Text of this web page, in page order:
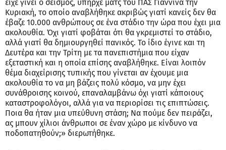
είχε γίνει ο σεισμός, υπήρχε ματς του ΠΑΣ Γιάννινα την
Κυριακή, το οποίο αναβλήθηκε ακριβώς γιατί κανείς δεν θα
έβαζε 10.000 ανθρώπους σε ένα στάδιο την ώρα που έχει μια
ακολουθία. Όχι γιατί φοβάται ότι θα γκρεμιστεί το στάδιο,
αλλά γιατί θα δημιουργηθεί πανικός. Το ίδιο έγινε και τη
Δευτέρα και την Τρίτη με τα πανεπιστήμια που είχαν
εξεταστική και η οποία επίσης αναβλήθηκε. Είναι λοιπόν
θέμα διαχείρισης τυπικής που γίνεται αν έχουμε μια
ακολουθία το να μη βάζεις πολύ κόσμο, να μην έχει
συνάθροισης κοινού, επαναλαμβάνω όχι γιατί κάποιους
καταστροφολόγοι, αλλά για να περιορίσει τις επιπτώσεις.
Ποια θα ήταν μια υπεύθυνη στάση; Να πούμε δεν πειράζει,
ας μπουν χίλιοι άνθρωποι σε έναν χώρο με κίνδυνο να
ποδοπατηθούν;» διερωτήθηκε.